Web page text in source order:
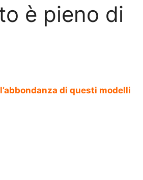
è pieno di
di questi modelli